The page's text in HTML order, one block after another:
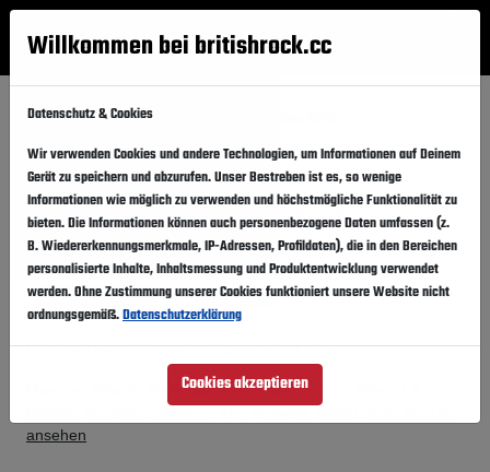
Menü
Startseite Festivals
Cactus 2014 Folgen
Belgien, Brügge, Minnewaterpark
Samstag,12.07.2014-Montag,14.07.2014
Vergangener Event
Für Fans von: Electronic . Experimental . Rock
Massive Attack, Mark Lanegan Band, Conor Oberst &
ansehen
Willkommen bei britishrock.cc
Datenschutz & Cookies
Wir verwenden Cookies und andere Technologien, um Informationen auf Deinem
Gerät zu speichern und abzurufen. Unser Bestreben ist es, so wenige
Informationen wie möglich zu verwenden und höchstmögliche Funktionalität zu
bieten. Die Informationen können auch personenbezogene Daten umfassen (z.
B. Wiedererkennungsmerkmale, IP-Adressen, Profildaten), die in den Bereichen
personalisierte Inhalte, Inhaltsmessung und Produktentwicklung verwendet
werden. Ohne Zustimmung unserer Cookies funktioniert unsere Website nicht
ordnungsgemäß.Datenschutzerklärung
Cookies akzeptieren